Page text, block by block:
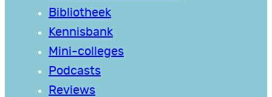
Bibliotheek
Kennisbank
Mini-colleges
Podcasts
Reviews